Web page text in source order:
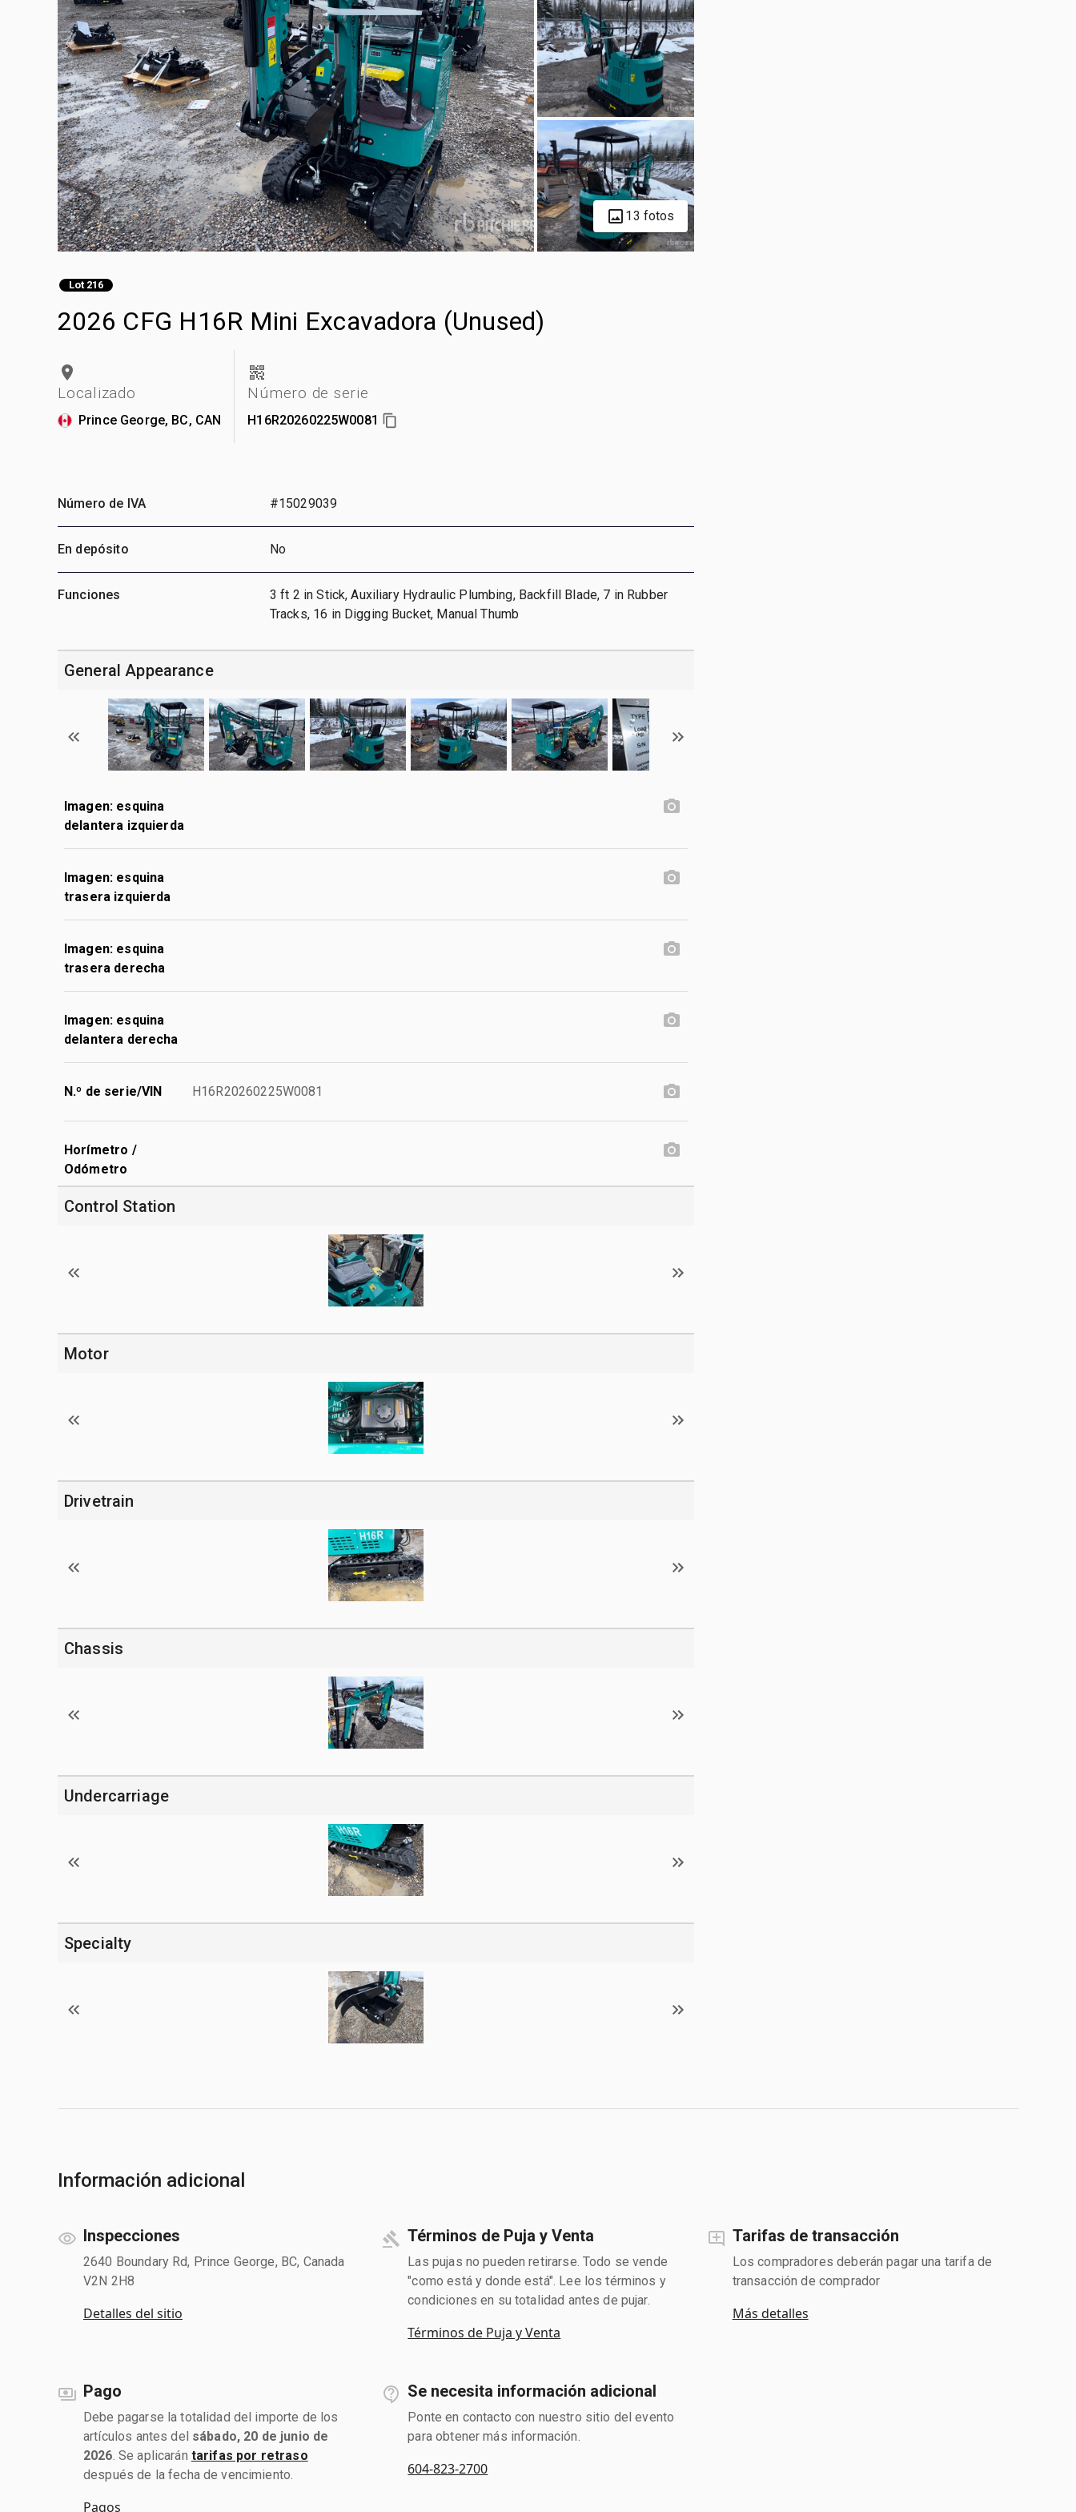
13 fotos
Lot 216
2026 CFG H16R Mini Excavadora (Unused)
Localizado
Prince George, BC, CAN
Número de serie
H16R20260225W0081
Número de IVA #15029039
En depósito No
Funciones
3 ft 2 in Stick, Auxiliary Hydraulic Plumbing, Backfill Blade, 7 in Rubber
Tracks, 16 in Digging Bucket, Manual Thumb
General Appearance
Imagen: esquina
delantera izquierda
Imagen: esquina
trasera izquierda
Imagen: esquina
trasera derecha
Imagen: esquina
delantera derecha
N.º de serie/VIN H16R20260225W0081
Horímetro /
Odómetro
Control Station
Motor
Drivetrain
Chassis
Undercarriage
Specialty
Información adicional
Inspecciones
2640 Boundary Rd, Prince George, BC, Canada
V2N 2H8
Detalles del sitio
Términos de Puja y Venta
Las pujas no pueden retirarse. Todo se vende
"como está y donde está". Lee los términos y
condiciones en su totalidad antes de pujar.
Términos de Puja y Venta
Tarifas de transacción
Los compradores deberán pagar una tarifa de
transacción de comprador
Más detalles
Pago
Debe pagarse la totalidad del importe de los
artículos antes del sábado, 20 de junio de
2026 . Se aplicarán tarifas por retraso
después de la fecha de vencimiento.
Pagos
Se necesita información adicional
Ponte en contacto con nuestro sitio del evento
para obtener más información.
604-823-2700